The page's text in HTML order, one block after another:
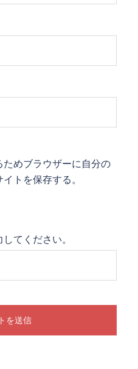
めブラウザーに自分の
トを保存する。
てください。